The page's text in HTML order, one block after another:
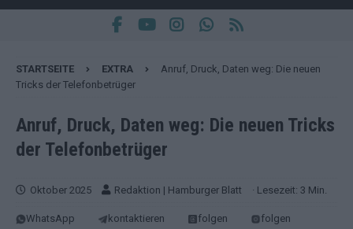
STARTSEITE EXTRA
Anruf, Druck, Daten weg: Die neuen
Tricks der Telefonbetrüger
Anruf, Druck, Daten weg: Die neuen Tricks
der Telefonbetrüger
Oktober 2025 Redaktion | Hamburger Blatt · Lesezeit: 3 Min.
WhatsApp kontaktieren folgen
folgen